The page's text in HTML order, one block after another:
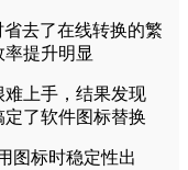
省去了在线转换的繁
提升明显
难上手，结果发现
了软件图标替换
图标时稳定性出